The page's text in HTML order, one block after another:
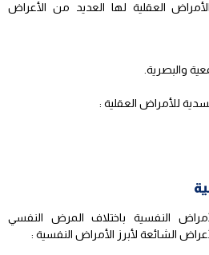
العقلية لها العديد من الأعراض
والبصرية.
للأمراض العقلية :
النفسية باختلاف المرض النفسي
الشائعة لأبرز الأمراض النفسية :